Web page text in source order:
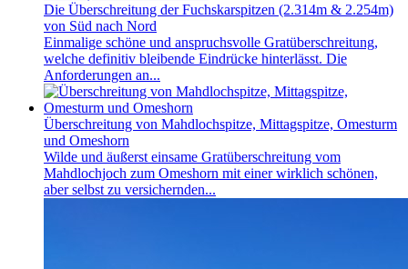
Die Überschreitung der Fuchskarspitzen (2.314m & 2.254m)
von Süd nach Nord
Einmalige schöne und anspruchsvolle Gratüberschreitung,
welche definitiv bleibende Eindrücke hinterlässt. Die
Anforderungen an...
Überschreitung von Mahdlochspitze, Mittagspitze, Omesturm
und Omeshorn
Wilde und äußerst einsame Gratüberschreitung vom
Mahdlochjoch zum Omeshorn mit einer wirklich schönen,
aber selbst zu versichernden...